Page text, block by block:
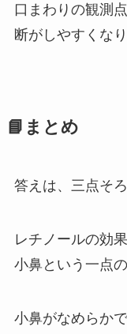
口まわりの観測
断がしやすくなり
📘まとめ
答えは、三点そ
レチノールの効果
小鼻という一点
小鼻がなめらかで